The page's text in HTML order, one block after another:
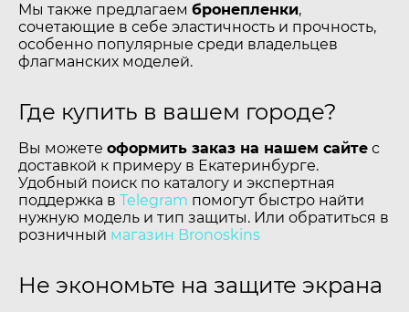
Мы также предлагаем бронепленки,
сочетающие в себе эластичность и прочность,
особенно популярные среди владельцев
флагманских моделей.
Где купить в вашем городе?
Вы можете оформить заказ на нашем сайте с
доставкой к примеру в Екатеринбурге.
Удобный поиск по каталогу и экспертная
поддержка в Telegram помогут быстро найти
нужную модель и тип защиты. Или обратиться в
розничный магазин Bronoskins
Не экономьте на защите экрана